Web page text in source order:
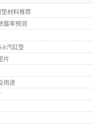
材料推荐
露率预测
汽缸垫
片
用途